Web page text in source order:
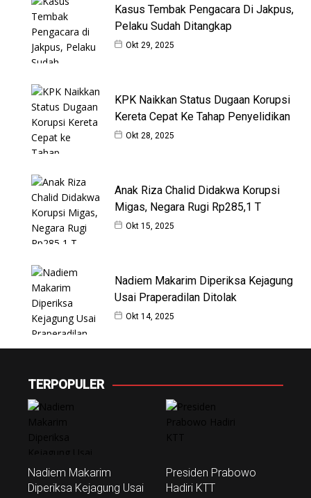
Kasus Tembak Pengacara Di Jakpus,
Pelaku Sudah Ditangkap
Okt 29, 2025
KPK Naikkan Status Dugaan Korupsi
Kereta Cepat Ke Tahap Penyelidikan
Okt 28, 2025
Anak Riza Chalid Didakwa Korupsi
Migas, Negara Rugi Rp285,1 T
Okt 15, 2025
Nadiem Makarim Diperiksa Kejagung
Usai Praperadilan Ditolak
Okt 14, 2025
TERPOPULER
Nadiem Makarim
Diperiksa Kejagung Usai
Presiden Prabowo
Hadiri KTT